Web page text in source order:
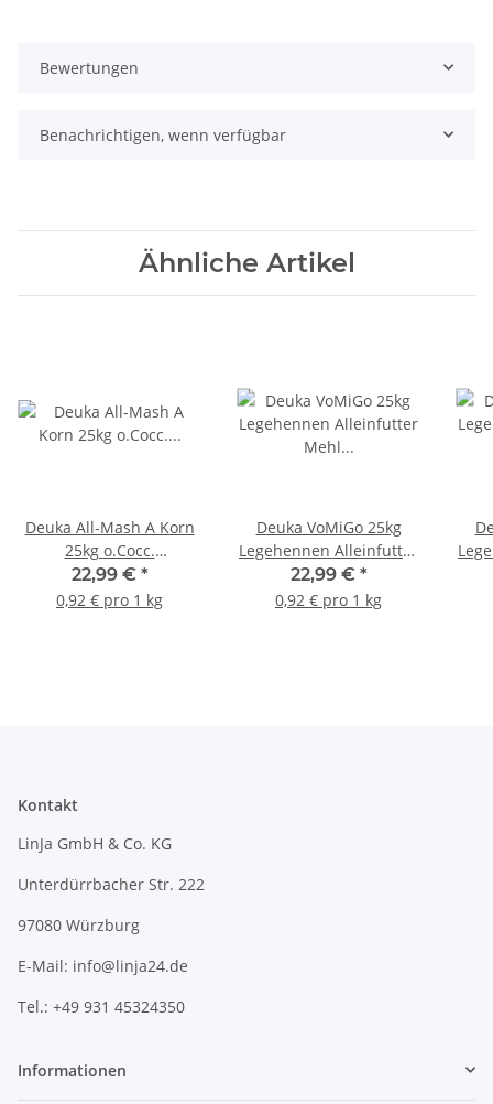
Bewertungen
Benachrichtigen, wenn verfügbar
Ähnliche Artikel
Deuka All-Mash A Korn
25kg o.Cocc.
Kükenaufzuchtfutter
Geflügel
22,99 € *
0,92 € pro 1 kg
Deuka VoMiGo 25kg
Legehennen Alleinfutter
Mehl Hühnerfutter
Vogelmilbe
22,99 € *
0,92 € pro 1 kg
Kontakt
LinJa GmbH & Co. KG
Unterdürrbacher Str. 222
97080 Würzburg
E-Mail: info@linja24.de
Tel.: +49 931 45324350
Informationen